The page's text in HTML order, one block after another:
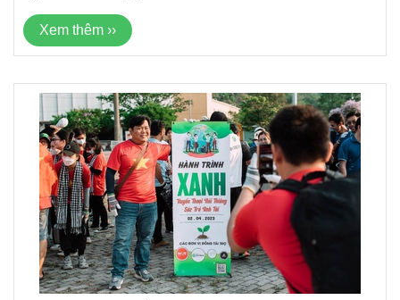
Xem thêm ››